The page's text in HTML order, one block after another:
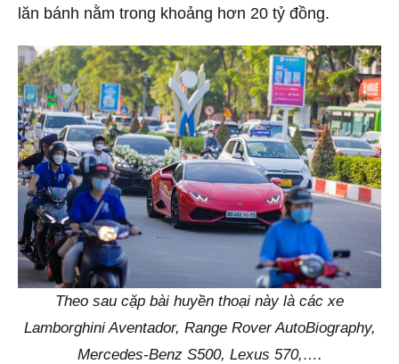
lăn bánh nằm trong khoảng hơn 20 tỷ đồng.
Theo sau cặp bài huyền thoại này là các xe
Lamborghini Aventador, Range Rover AutoBiography,
Mercedes-Benz S500, Lexus 570,….